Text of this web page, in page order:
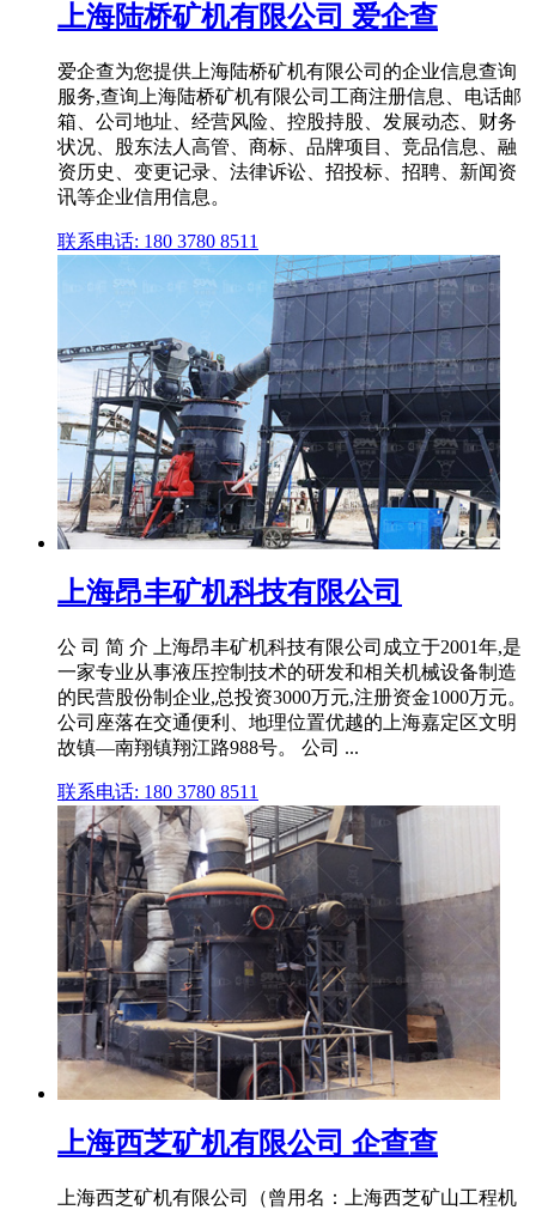
上海陆桥矿机有限公司 爱企查
爱企查为您提供上海陆桥矿机有限公司的企业信息查询
服务,查询上海陆桥矿机有限公司工商注册信息、电话邮
箱、公司地址、经营风险、控股持股、发展动态、财务
状况、股东法人高管、商标、品牌项目、竞品信息、融
资历史、变更记录、法律诉讼、招投标、招聘、新闻资
讯等企业信用信息。
联系电话: 180 3780 8511
上海昂丰矿机科技有限公司
公 司 简 介 上海昂丰矿机科技有限公司成立于2001年,是
一家专业从事液压控制技术的研发和相关机械设备制造
的民营股份制企业,总投资3000万元,注册资金1000万元。
公司座落在交通便利、地理位置优越的上海嘉定区文明
故镇—南翔镇翔江路988号。 公司 ...
联系电话: 180 3780 8511
上海西芝矿机有限公司 企查查
上海西芝矿机有限公司（曾用名：上海西芝矿山工程机